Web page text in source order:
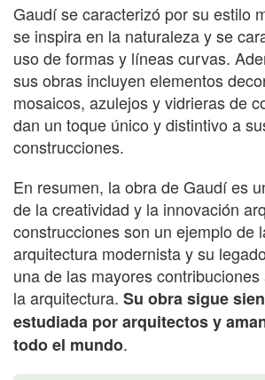
Gaudí se caracterizó por su estilo
se inspira en la naturaleza y se
uso de formas y líneas curvas.
sus obras incluyen elementos
mosaicos, azulejos y vidrieras de
dan un toque único y distintivo a
construcciones.
En resumen, la obra de Gaudí es
de la creatividad y la innovación
construcciones son un ejemplo de
arquitectura modernista y su
una de las mayores
la arquitectura. Su obra sigue
estudiada por arquitectos y
todo el mundo.